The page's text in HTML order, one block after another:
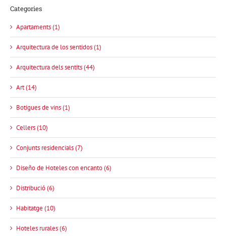
Categories
Apartaments (1)
Arquitectura de los sentidos (1)
Arquitectura dels sentits (44)
Art (14)
Botigues de vins (1)
Cellers (10)
Conjunts residencials (7)
Diseño de Hoteles con encanto (6)
Distribució (6)
Habitatge (10)
Hoteles rurales (6)